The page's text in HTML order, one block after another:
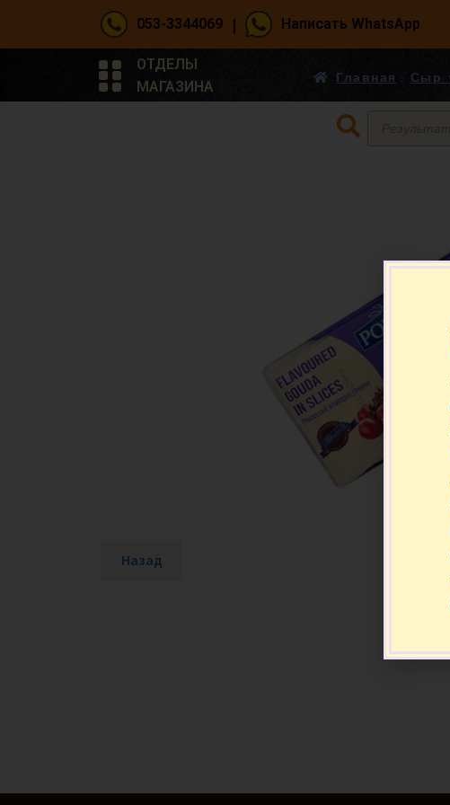
053-3344069 | Написать WhatsApp
ОТДЕЛЫ
МАГАЗИНА
Главная
Назад